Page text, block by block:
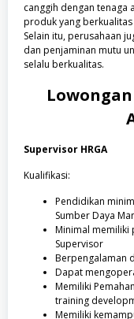
canggih dengan tenaga
produk yang
Selain itu, perusahaan
dan penjaminan mutu
selalu berkualitas.
Supervisor HRGA
Kualifikasi:
Pendidikan
Sumber Daya
Minimal memiliki
Supervisor
Berpengalaman
Dapat
Memiliki
training
Memiliki